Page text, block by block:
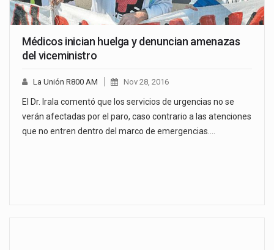
Médicos inician huelga y denuncian amenazas
del viceministro
La Unión R800 AM Nov 28, 2016
El Dr. Irala comentó que los servicios de urgencias no se
verán afectadas por el paro, caso contrario a las atenciones
que no entren dentro del marco de emergencias.…